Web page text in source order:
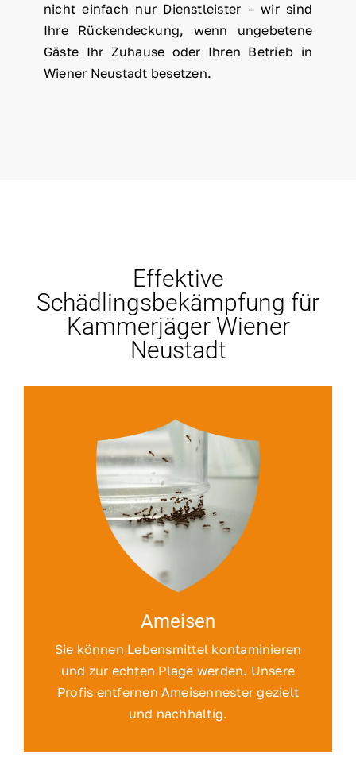
nicht einfach nur Dienstleister – wir sind
Ihre Rückendeckung, wenn ungebetene
Gäste Ihr Zuhause oder Ihren Betrieb in
Wiener Neustadt besetzen.
Effektive
Schädlingsbekämpfung für
Kammerjäger Wiener
Neustadt
Ameisen
Sie können Lebensmittel kontaminieren
und zur echten Plage werden. Unsere
Profis entfernen Ameisennester gezielt
und nachhaltig.